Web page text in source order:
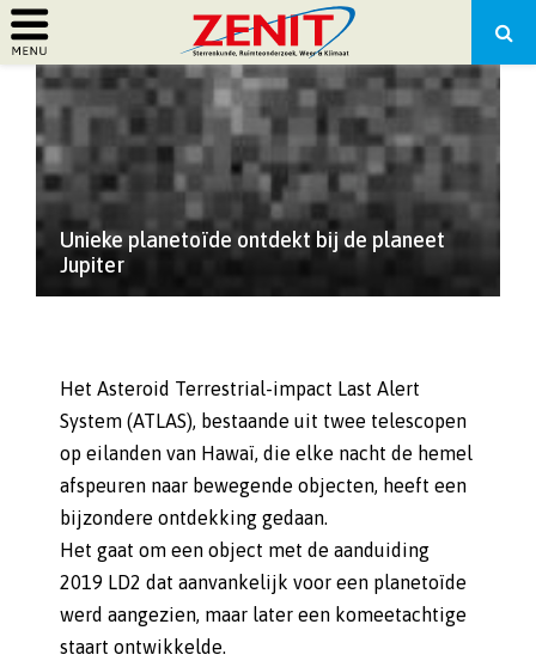
PRIMARY
MENU
Unieke planetoïde ontdekt bij de planeet
Jupiter
Het Asteroid Terrestrial-impact Last Alert
System (ATLAS), bestaande uit twee telescopen
op eilanden van Hawaï, die elke nacht de hemel
afspeuren naar bewegende objecten, heeft een
bijzondere ontdekking gedaan.
Het gaat om een object met de aanduiding
2019 LD2 dat aanvankelijk voor een planetoïde
werd aangezien, maar later een komeetachtige
staart ontwikkelde.